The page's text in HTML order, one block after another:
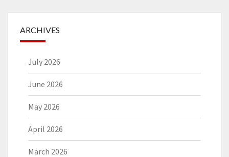
ARCHIVES
July 2026
June 2026
May 2026
April 2026
March 2026